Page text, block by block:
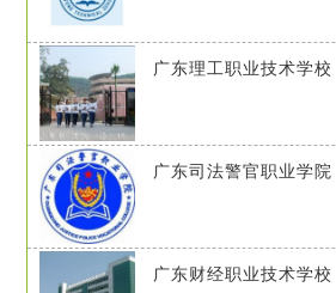
广东理工职业技术学校
广东司法警官职业学院
广东财经职业技术学校